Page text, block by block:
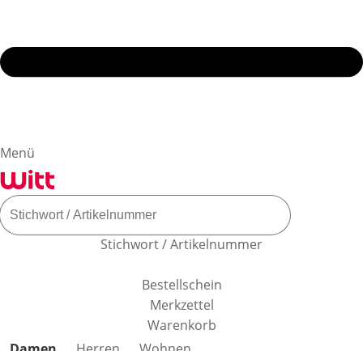
Menü
Stichwort / Artikelnummer
Bestellschein
Merkzettel
Warenkorb
Produktkategorien überspringen